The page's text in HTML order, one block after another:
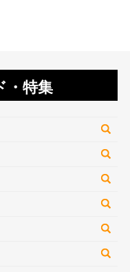
・特集